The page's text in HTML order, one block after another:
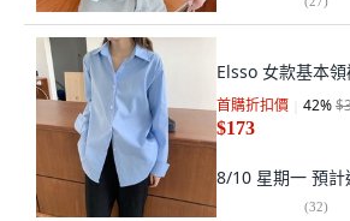
Elsso 女款基本領
首購折扣價 42%
$173
8/10 星期一 預計
(32)